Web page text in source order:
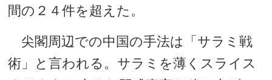
間の２４件を超えた。
尖閣周辺での中国の手法は「サラミ戦
術」と言われる。サラミを薄くスライス